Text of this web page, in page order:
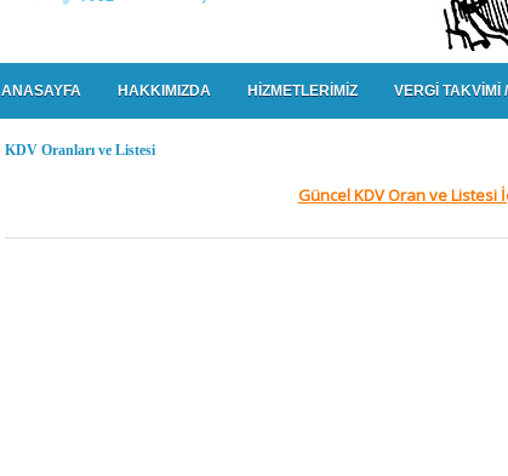
ANASAYFA HAKKIMIZDA HİZMETLERİMİZ VERGİ TAKVİMİ
KDV Oranları ve Listesi
Güncel KDV Oran ve Listesi